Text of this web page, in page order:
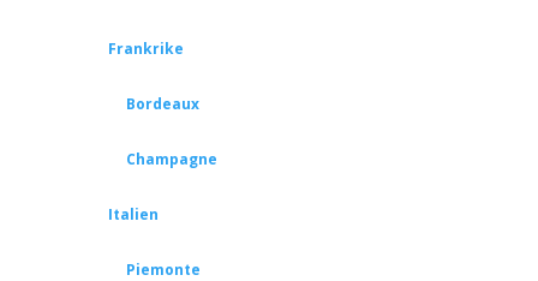
Frankrike
Bordeaux
Champagne
Italien
Piemonte